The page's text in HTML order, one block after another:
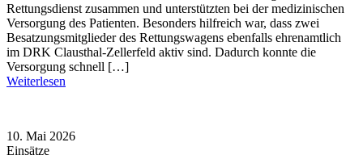
Rettungsdienst zusammen und unterstützten bei der medizinischen
Versorgung des Patienten. Besonders hilfreich war, dass zwei
Besatzungsmitglieder des Rettungswagens ebenfalls ehrenamtlich
im DRK Clausthal-Zellerfeld aktiv sind. Dadurch konnte die
Versorgung schnell […]
Weiterlesen
10. Mai 2026
Einsätze